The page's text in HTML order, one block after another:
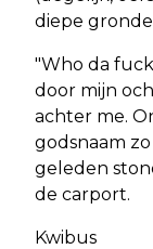
diepe
"Who da
door mijn
achter me.
godsnaam
geleden
de carport.
Kwibus